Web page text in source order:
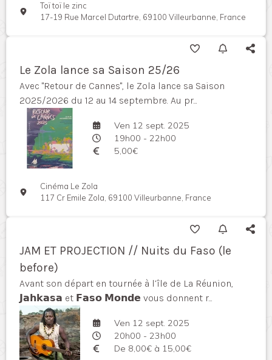
Toï toï le zinc
17-19 Rue Marcel Dutartre, 69100 Villeurbanne, France
Le Zola lance sa Saison 25/26
Avec "Retour de Cannes", le Zola lance sa Saison
2025/2026 du 12 au 14 septembre. Au pr...
Ven 12 sept. 2025
19h00 - 22h00
5,00€
Cinéma Le Zola
117 Cr Emile Zola, 69100 Villeurbanne, France
JAM ET PROJECTION // Nuits du Faso (le
before)
Avant son départ en tournée à l’île de La Réunion,
𝗝𝗮𝗵𝗸𝗮𝘀𝗮 et 𝗙𝗮𝘀𝗼 𝗠𝗼𝗻𝗱𝗲 vous donnent r...
Ven 12 sept. 2025
20h00 - 23h00
De 8,00€ à 15,00€